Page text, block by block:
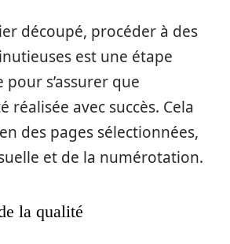
découpé, procéder à des
est une étape
s’assurer que
réalisée avec succès. Cela
des pages sélectionnées,
et de la numérotation.
la qualité